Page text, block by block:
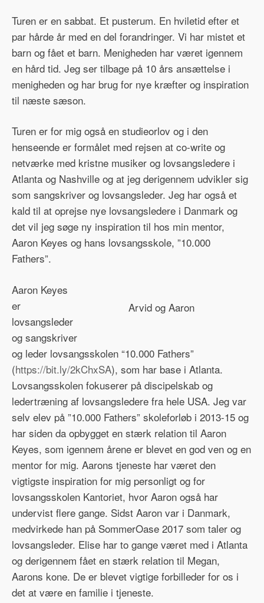
Turen er en sabbat. Et pusterum. En hviletid efter et
par hårde år med en del forandringer. Vi har mistet et
barn og fået et barn. Menigheden har været igennem
en hård tid. Jeg ser tilbage på 10 års ansættelse i
menigheden og har brug for nye kræfter og inspiration
til næste sæson.
Turen er for mig også en studieorlov og i den
henseende er formålet med rejsen at co-write og
netværke med kristne musiker og lovsangsledere i
Atlanta og Nashville og at jeg derigennem udvikler sig
som sangskriver og lovsangsleder. Jeg har også et
kald til at oprejse nye lovsangsledere i Danmark og
det vil jeg søge ny inspiration til hos min mentor,
Aaron Keyes og hans lovsangsskole, ”10.000
Fathers”.
Arvid og Aaron
Aaron Keyes
er
lovsangsleder
og sangskriver
og leder lovsangsskolen “10.000 Fathers”
(https://bit.ly/2kChxSA), som har base i Atlanta.
Lovsangsskolen fokuserer på discipelskab og
ledertræning af lovsangsledere fra hele USA. Jeg var
selv elev på ”10.000 Fathers” skoleforløb i 2013-15 og
har siden da opbygget en stærk relation til Aaron
Keyes, som igennem årene er blevet en god ven og en
mentor for mig. Aarons tjeneste har været den
vigtigste inspiration for mig personligt og for
lovsangsskolen Kantoriet, hvor Aaron også har
undervist flere gange. Sidst Aaron var i Danmark,
medvirkede han på SommerOase 2017 som taler og
lovsangsleder. Elise har to gange været med i Atlanta
og derigennem fået en stærk relation til Megan,
Aarons kone. De er blevet vigtige forbilleder for os i
det at være en familie i tjeneste.